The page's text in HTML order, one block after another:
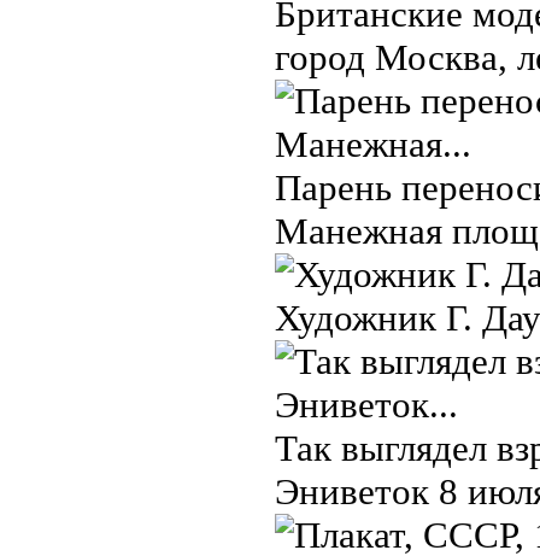
Британские
город Москва,
Парень
Манежная
Художник Г.
Так выглядел
Эниветок 8